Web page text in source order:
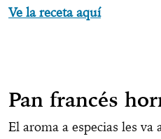
Ve la receta aquí
Pan francés
El aroma a especias les